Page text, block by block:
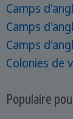
Camps
Camps
Camps
Colonies de
Populaire